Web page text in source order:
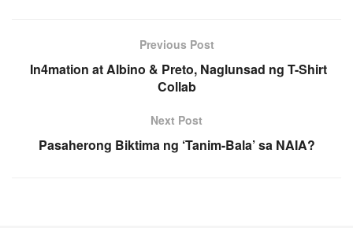
Previous Post
In4mation at Albino & Preto, Naglunsad ng T-Shirt
Collab
Next Post
Pasaherong Biktima ng ‘Tanim-Bala’ sa NAIA?